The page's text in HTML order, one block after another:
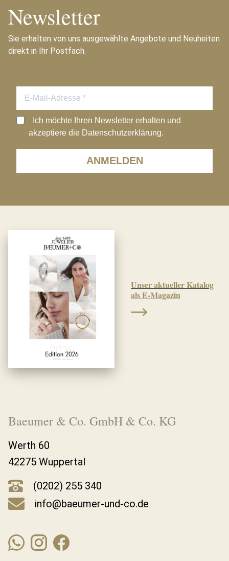
Newsletter
Sie erhalten von uns ausgewählte Angebote und Neuheiten
direkt in Ihr Postfach.
ANMELDEN
Ich möchte Ihren Newsletter erhalten und
akzeptiere die Datenschutzerklärung.
Unser aktueller Katalog
als E-Magazin
Baeumer & Co. GmbH & Co. KG
Werth 60
42275 Wuppertal
(0202) 255 340
info@baeumer-und-co.de